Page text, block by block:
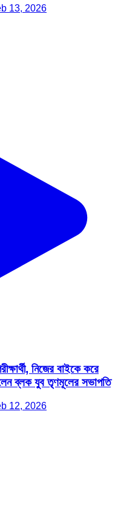
13, 2026
নিজের বাইকে করে
ব্লক যুব তৃণমূলের সভাপতি
12, 2026